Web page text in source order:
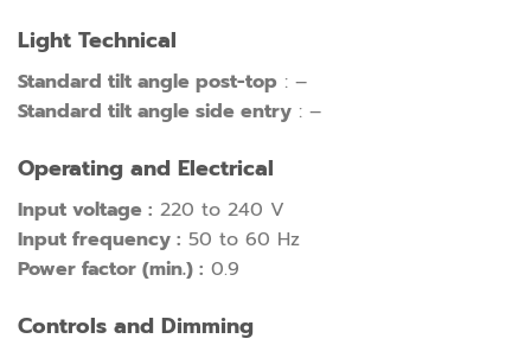
Light Technical
Standard tilt angle post-top : –
Standard tilt angle side entry : –
Operating and Electrical
Input voltage : 220 to 240 V
Input frequency : 50 to 60 Hz
Power factor (min.) : 0.9
Controls and Dimming